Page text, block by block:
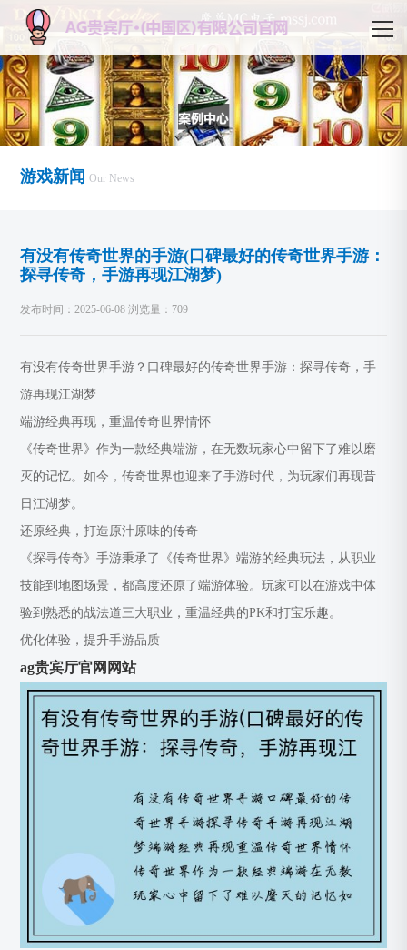
游戏新闻 Our News
有没有传奇世界的手游(口碑最好的传奇世界手游：
探寻传奇，手游再现江湖梦)
发布时间：2025-06-08 浏览量：709
有没有传奇世界手游？口碑最好的传奇世界手游：探寻传奇，手
游再现江湖梦
端游经典再现，重温传奇世界情怀
《传奇世界》作为一款经典端游，在无数玩家心中留下了难以磨
灭的记忆。如今，传奇世界也迎来了手游时代，为玩家们再现昔
日江湖梦。
还原经典，打造原汁原味的传奇
《探寻传奇》手游秉承了《传奇世界》端游的经典玩法，从职业
技能到地图场景，都高度还原了端游体验。玩家可以在游戏中体
验到熟悉的战法道三大职业，重温经典的PK和打宝乐趣。
优化体验，提升手游品质
ag贵宾厅官网网站